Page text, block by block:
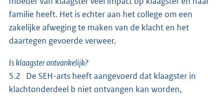
familie heeft. Het is echter aan het college om een
zakelijke afweging te maken van de klacht en het
daartegen gevoerde verweer.
Is klaagster ontvankelijk?
5.2 De SEH-arts heeft aangevoerd dat klaagster in
klachtonderdeel b niet ontvangen kan worden,